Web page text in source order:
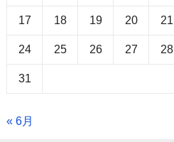
17 18 19 20 21
24 25 26 27 28
31
« 6月